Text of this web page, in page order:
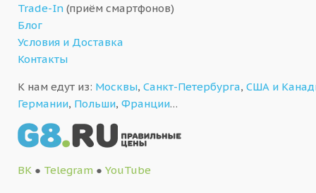
Trade-In (приём смартфонов)
Блог
Условия и Доставка
Контакты
К нам едут из: Москвы, Санкт-Петербурга, США и
Германии, Польши, Франции…
ВК ● Telegram ● YouTube